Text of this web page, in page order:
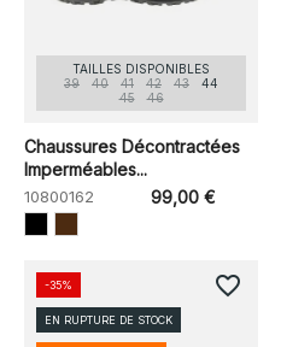
TAILLES DISPONIBLES
39
40 41 42 43
44
45
46
Chaussures Décontractées
Imperméables...
10800162 99,00 €
-35%
EN RUPTURE DE STOCK
favorite_border